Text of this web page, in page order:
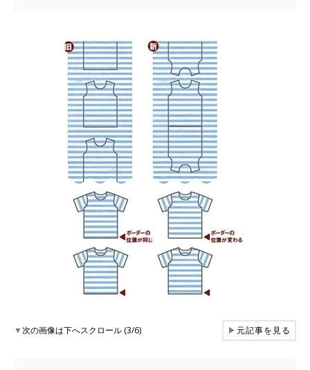
▼次の画像は下へスクロール (3/6) ▶元記事を見る